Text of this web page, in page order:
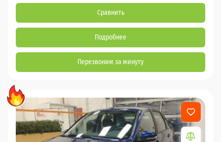
Сравнить
Подробнее
Перезвоним за минуту